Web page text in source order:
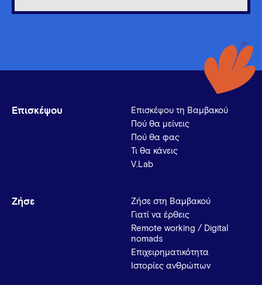
Επισκέψου
Επισκέψου τη Βαμβακού
Πού θα μείνεις
Πού θα φας
Τι θα κάνεις
V.Lab
Ζήσε
Ζήσε στη Βαμβακού
Γιατί να έρθεις
Remote working / Digital
nomads
Επιχειρηματικότητα
Ιστορίες ανθρώπων